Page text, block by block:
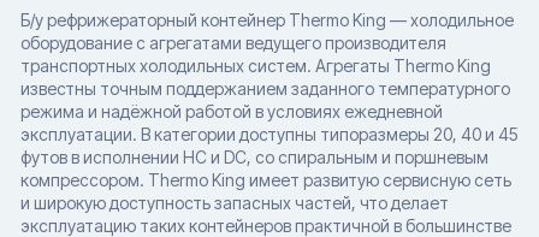
Б/у рефрижераторный контейнер Thermo King — холодильное
оборудование с агрегатами ведущего производителя
транспортных холодильных систем. Агрегаты Thermo King
известны точным поддержанием заданного температурного
режима и надёжной работой в условиях ежедневной
эксплуатации. В категории доступны типоразмеры 20, 40 и 45
футов в исполнении HC и DC, со спиральным и поршневым
компрессором. Thermo King имеет развитую сервисную сеть
и широкую доступность запасных частей, что делает
эксплуатацию таких контейнеров практичной в большинстве